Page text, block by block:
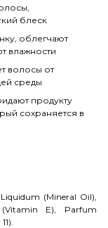
блеск
облегчают
влажности
волосы от
среды
продукту
сохраняется в
(Mineral Oil),
(Vitamin E), Parfum